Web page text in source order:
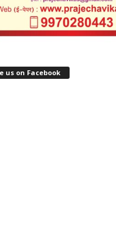
us on Facebook